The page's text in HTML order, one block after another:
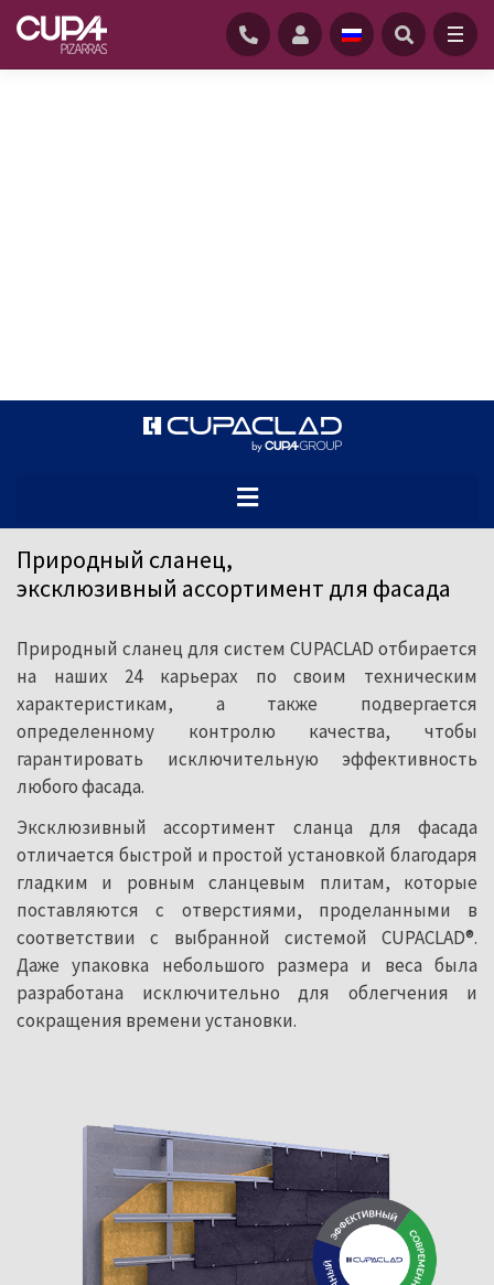
свет из-за необходимости адаптировать
природный сланец к новым стилям и
архитектурным тенденциям, требующим
строительства.
Природный сланец,
эксклюзивный ассортимент для фасада
Природный сланец для систем CUPACLAD отбирается
на наших 24 карьерах по своим техническим
характеристикам, а также подвергается
определенному контролю качества, чтобы
гарантировать исключительную эффективность
любого фасада.
Эксклюзивный ассортимент сланца для фасада
отличается быстрой и простой установкой благодаря
гладким и ровным сланцевым плитам, которые
поставляются с отверстиями, проделанными в
соответствии с выбранной системой CUPACLAD®.
Даже упаковка небольшого размера и веса была
разработана исключительно для облегчения и
сокращения времени установки.